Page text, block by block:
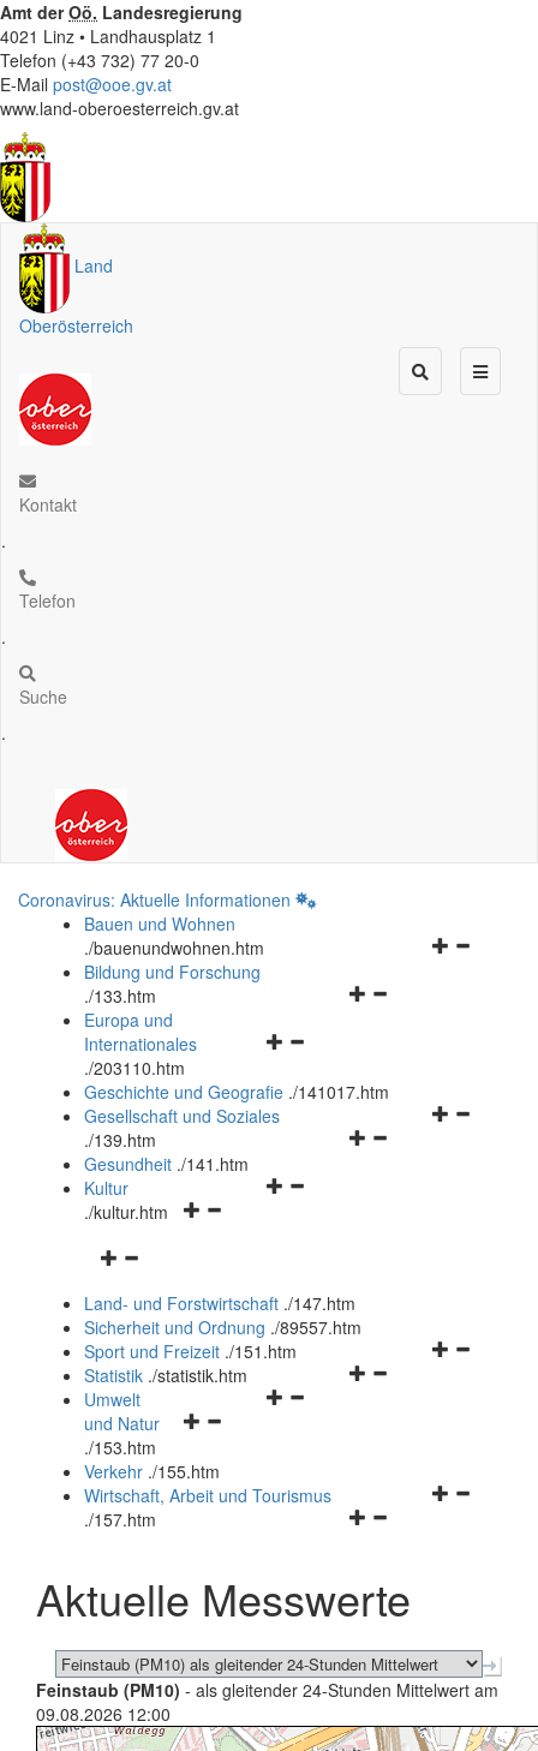
Amt derOö. Landesregierung
4021 Linz • Landhausplatz 1
Telefon (+43 732) 77 20-0
E-Mail post@ooe.gv.at
www.land-oberoesterreich.gv.at
Land
Oberösterreich
Kontakt
.
Telefon
.
Suche
.
Coronavirus: Aktuelle Informationen
Bauen und Wohnen
./bauenundwohnen.htm
Navigationsmenü
Bildung und Forschung
./133.htm
Navigationsmenü
und
schließen
Europa und
Internationales
./203110.htm
Geschichte und Geografie ./141017.htm
Navigationsmenü
Gesellschaft und Soziales
./139.htm
Navigationsmenü
Gesundheit ./141.htm
Navigationsmenü
Kultur
./kultur.htm
Navigationsmenü
und
schließen
Land- und Forstwirtschaft ./147.htm
Sicherheit und Ordnung ./89557.htm
Navigationsmenü
Sport und Freizeit ./151.htm
Navigationsmenü
Statistik ./statistik.htm
Navigationsmenü
und
schließen
Umwelt
und Natur
./153.htm
Verkehr ./155.htm
Navigationsmenü
schließen
Wirtschaft, Arbeit und Tourismus
./157.htm
Aktuelle Messwerte
Feinstaub (PM10) - als gleitender 24-Stunden Mittelwert am
09.08.2026 12:00